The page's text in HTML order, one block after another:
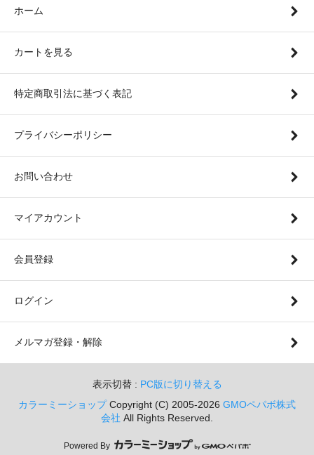
ホーム
カートを見る
特定商取引法に基づく表記
プライバシーポリシー
お問い合わせ
マイアカウント
会員登録
ログイン
メルマガ登録・解除
表示切替 : PC版に切り替える
カラーミーショップCopyright (C) 2005-2026 GMOペパボ株式
会社 All Rights Reserved.
Powered By